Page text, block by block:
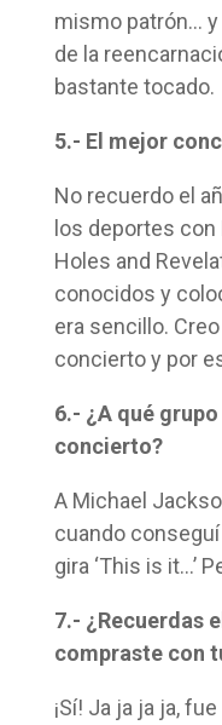
mismo patrón…
de la
bastante tocado.
5.- El mejor
No recuerdo el
los deportes con
Holes and
conocidos y
era sencillo.
concierto y por
6.- ¿A qué
concierto?
A Michael
cuando
gira ‘This is it…’
7.- ¿Recuerdas
compraste con
¡Sí! Ja ja ja ja,